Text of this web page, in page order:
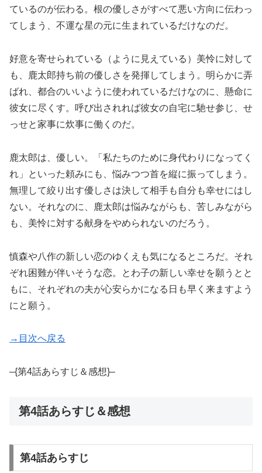
ているのが伝わる。根の優しさがすべて悪い方向に伝わっ
てしまう、不運な星の元に生まれているだけなのだ。
好意を寄せられている（ように見えている）美怜に対して
も、鹿太郎持ち前の優しさを発揮してしまう。明らかに弄
ばれ、都合のいいように使われているだけなのに、懸命に
彼女に尽くす。呼び出されれば彼女の自宅に馳せ参じ、せ
っせと家事に炊事に働くのだ。
鹿太郎は、優しい。「私たちのために身代わりになってく
れ」といった頼みにも、悩みつつ首を縦に振ってしまう。
無理して絞り出す優しさは決して相手も自分も幸せにはし
ない。それなのに、鹿太郎は悩みながらも、苦しみながら
も、美怜に対する献身をやめられないのだろう。
慎森や八作の新しい恋のゆくえも気になるところだ。それ
ぞれ困難が伴いそうな恋。とわ子の新しい幸せを願うとと
もに、それぞれの夫が心安らかになる日も早く来ますよう
にと願う。
→目次へ戻る
–{第4話あらすじ＆感想}–
第4話あらすじ＆感想
第4話あらすじ